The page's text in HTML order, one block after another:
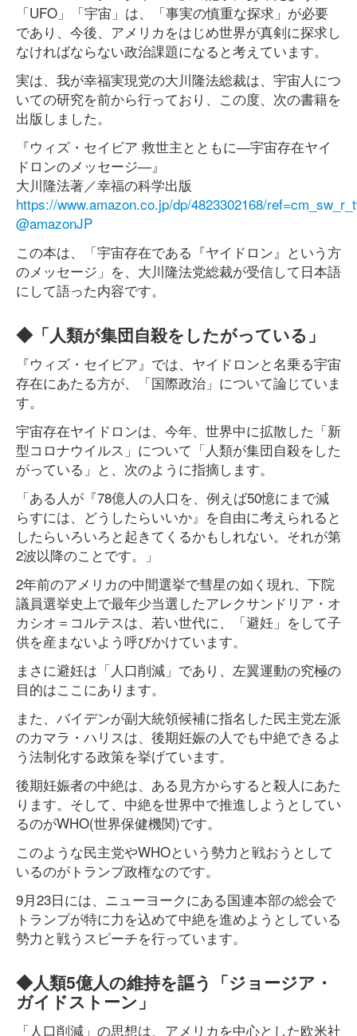
「UFO」「宇宙」は、「事実の慎重な探求」が必要
であり、今後、アメリカをはじめ世界が真剣に探求し
なければならない政治課題になると考えています。
実は、我が幸福実現党の大川隆法総裁は、宇宙人につ
いての研究を前から行っており、この度、次の書籍を
出版しました。
『ウィズ・セイビア 救世主とともに―宇宙存在ヤイ
ドロンのメッセージ―』
大川隆法著／幸福の科学出版
https://www.amazon.co.jp/dp/4823302168/
@amazonJP
この本は、「宇宙存在である『ヤイドロン』という方
のメッセージ」を、大川隆法党総裁が受信して日本語
にして語った内容です。
◆「人類が集団自殺をしたがっている」
『ウィズ・セイビア』では、ヤイドロンと名乗る宇宙
存在にあたる方が、「国際政治」について論じていま
す。
宇宙存在ヤイドロンは、今年、世界中に拡散した「新
型コロナウイルス」について「人類が集団自殺をした
がっている」と、次のように指摘します。
「ある人が『78億人の人口を、例えば50憶にまで減
らすには、どうしたらいいか』を自由に考えられると
したらいろいろと起きてくるかもしれない。それが第
2波以降のことです。」
2年前のアメリカの中間選挙で彗星の如く現れ、下院
議員選挙史上で最年少当選したアレクサンドリア・オ
カシオ＝コルテスは、若い世代に、「避妊」をして子
供を産まないよう呼びかけています。
まさに避妊は「人口削減」であり、左翼運動の究極の
目的はここにあります。
また、バイデンが副大統領候補に指名した民主党左派
のカマラ・ハリスは、後期妊娠の人でも中絶できるよ
う法制化する政策を挙げています。
後期妊娠者の中絶は、ある見方からすると殺人にあた
ります。そして、中絶を世界中で推進しようとしてい
るのがWHO(世界保健機関)です。
このような民主党やWHOという勢力と戦おうとして
いるのがトランプ政権なのです。
9月23日には、ニューヨークにある国連本部の総会で
トランプが特に力を込めて中絶を進めようとしている
勢力と戦うスピーチを行っています。
◆人類5億人の維持を謳う「ジョージア・
ガイドストーン」
「人口削減」の思想は、アメリカを中心とした欧米社